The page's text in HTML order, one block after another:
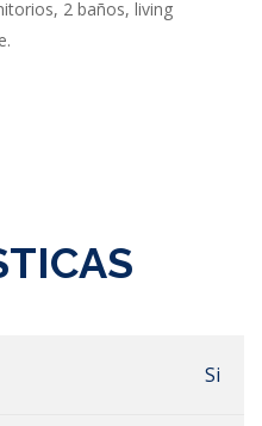
2 baños, living
Si